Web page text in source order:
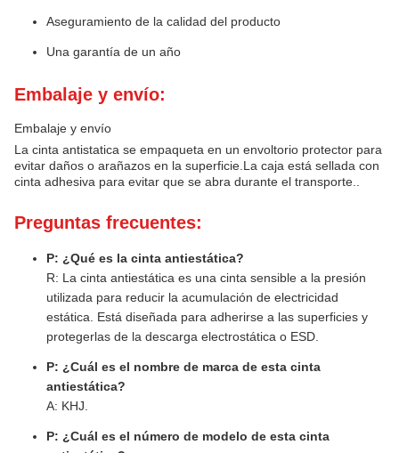
Aseguramiento de la calidad del producto
Una garantía de un año
Embalaje y envío:
Embalaje y envío
La cinta antistatica se empaqueta en un envoltorio protector para
evitar daños o arañazos en la superficie.La caja está sellada con
cinta adhesiva para evitar que se abra durante el transporte..
Preguntas frecuentes:
P: ¿Qué es la cinta antiestática?
R: La cinta antiestática es una cinta sensible a la presión
utilizada para reducir la acumulación de electricidad
estática. Está diseñada para adherirse a las superficies y
protegerlas de la descarga electrostática o ESD.
P: ¿Cuál es el nombre de marca de esta cinta
antiestática?
A: KHJ.
P: ¿Cuál es el número de modelo de esta cinta